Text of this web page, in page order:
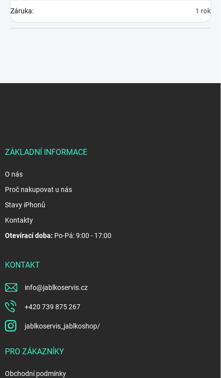
Záruka: 1 rok
ZÁKLADNÍ INFORMACE
O nás
Proč nakupovat u nás
Stavy iPhonů
Kontakty
Otevírací doba: Po-Pá: 9:00 - 17:00
KONTAKT
info@jablkoservis.cz
+420 739 875 267
jablkoservis_jablkoshop/
PRO ZÁKAZNÍKY
Obchodní podmínky